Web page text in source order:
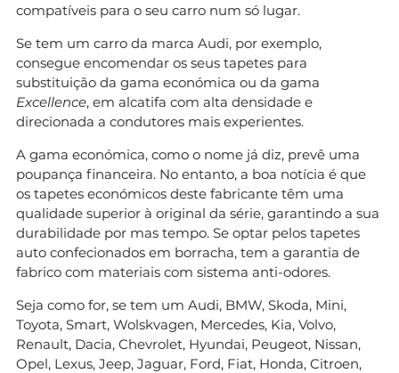
compatíveis para o seu carro num só lugar.
Se tem um carro da marca Audi, por exemplo,
consegue encomendar os seus tapetes para
substituição da gama económica ou da gama
Excellence, em alcatifa com alta densidade e
direcionada a condutores mais experientes.
A gama económica, como o nome já diz, prevê uma
poupança financeira. No entanto, a boa notícia é que
os tapetes económicos deste fabricante têm uma
qualidade superior à original da série, garantindo a sua
durabilidade por mas tempo. Se optar pelos tapetes
auto confecionados em borracha, tem a garantia de
fabrico com materiais com sistema anti-odores.
Seja como for, se tem um Audi, BMW, Skoda, Mini,
Toyota, Smart, Wolskvagen, Mercedes, Kia, Volvo,
Renault, Dacia, Chevrolet, Hyundai, Peugeot, Nissan,
Opel, Lexus, Jeep, Jaguar, Ford, Fiat, Honda, Citroen,